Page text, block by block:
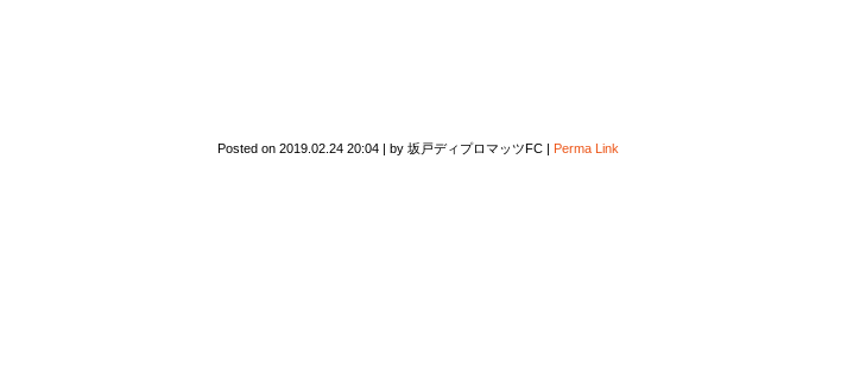
Posted on 2019.02.24 20:04 | by 坂戸ディプロマッツFC | Perma Link